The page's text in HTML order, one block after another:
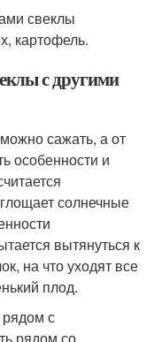
свеклы
картофель.
с другими
сажать, а от
особенности и
солнечные
вытянуться к
на что уходят все
плод.